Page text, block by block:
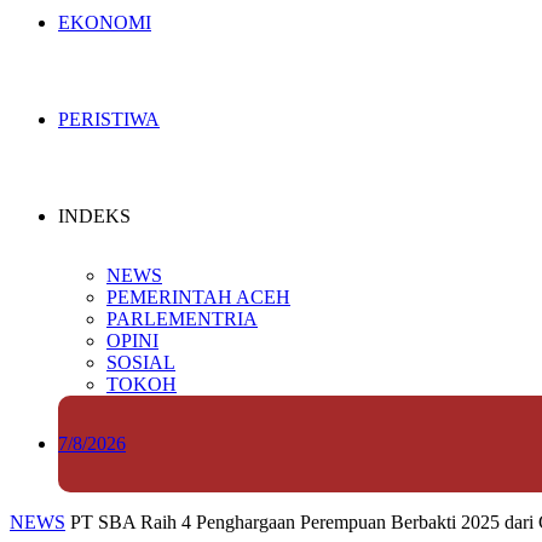
EKONOMI
PERISTIWA
INDEKS
NEWS
PEMERINTAH ACEH
PARLEMENTRIA
OPINI
SOSIAL
TOKOH
7/8/2026
NEWS PT SBA Raih 4 Penghargaan Perempuan Berbakti 2025 dari